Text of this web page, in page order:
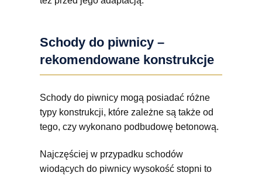
Schody do piwnicy –
rekomendowane konstrukcje
Schody do piwnicy mogą posiadać różne
typy konstrukcji, które zależne są także od
tego, czy wykonano podbudowę betonową.
Najczęściej w przypadku schodów
wiodących do piwnicy wysokość stopni to